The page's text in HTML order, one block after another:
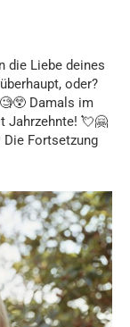
die Liebe deines
oder?
Damals im
Jahrzehnte! 💘🤗
Die Fortsetzung